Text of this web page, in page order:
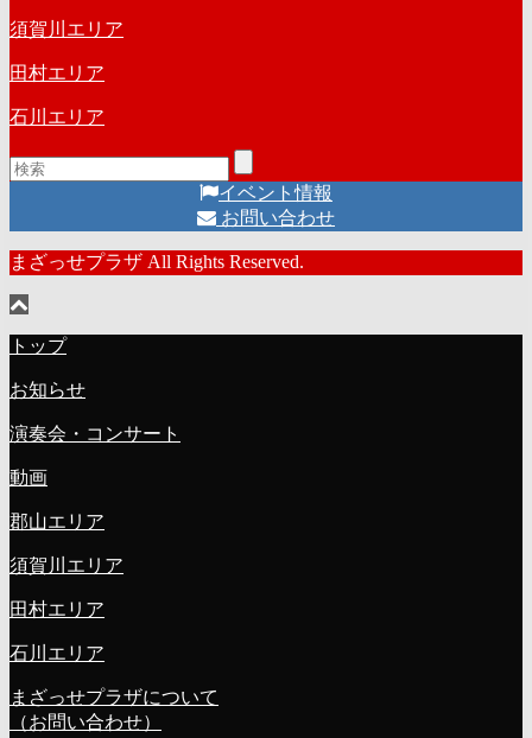
須賀川エリア
田村エリア
石川エリア
イベント情報
お問い合わせ
まざっせプラザ All Rights Reserved.
トップ
お知らせ
演奏会・コンサート
動画
郡山エリア
須賀川エリア
田村エリア
石川エリア
まざっせプラザについて
（お問い合わせ）